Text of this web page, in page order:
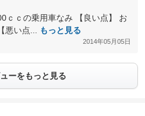
ｃｃの乗用車なみ 【良い点】 お
悪い点...
もっと見る
2014年05月05日
ーをもっと見る